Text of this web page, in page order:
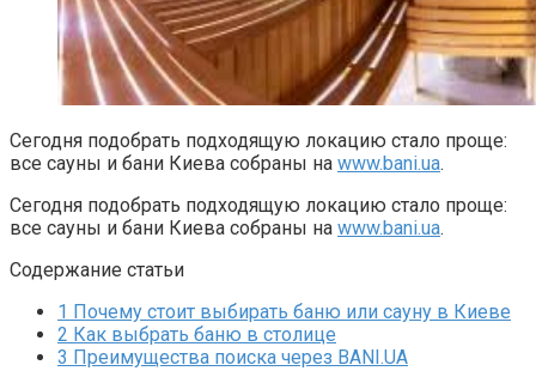
Сегодня подобрать подходящую локацию стало проще:
все сауны и бани Киева собраны на www.bani.ua.
Сегодня подобрать подходящую локацию стало проще:
все сауны и бани Киева собраны на www.bani.ua.
Содержание статьи
1 Почему стоит выбирать баню или сауну в Киеве
2 Как выбрать баню в столице
3 Преимущества поиска через BANI.UA